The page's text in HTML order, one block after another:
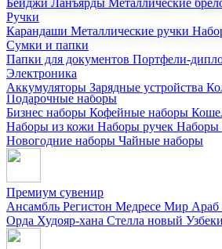
Бейджи Ланъярды Металлические
Ручки
Карандаши Металлические ручки
Сумки и папки
Папки для документов Портфели-
Электроника
Аккумуляторы Зарядные устройства
Мы предлагаем широкий выбор
Подарочные наборы
Бизнес наборы Кофейные наборы
Наборы из кожи Наборы ручек Наборы
Новогодние наборы Чайные наборы
Премиум сувенир
Ансамбль Регистон Медресе Мир Араб
Орда Худояр-хана Стелла новый